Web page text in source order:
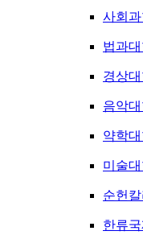
사회
법과
경상
음악
약학
미술
순헌칼
한류